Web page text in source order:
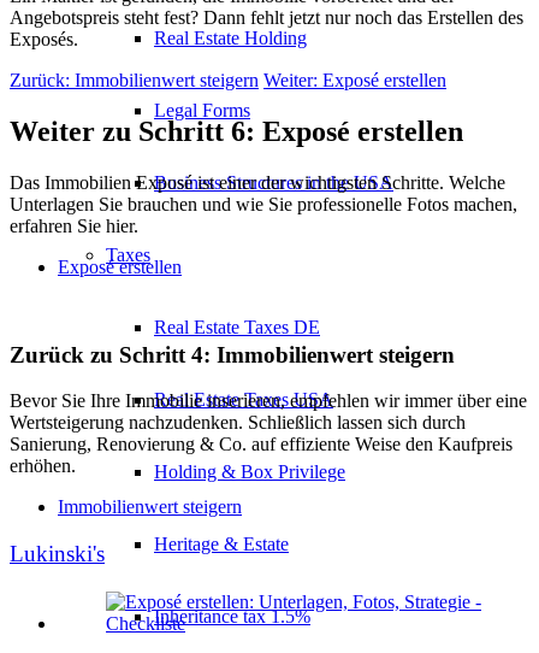
Real Estate Holding
Legal Forms
Business Structures in the USA
Taxes
Real Estate Taxes DE
Real Estate Taxes USA
Holding & Box Privilege
Heritage & Estate
Inheritance tax 1.5%
Angebotspreis steht fest? Dann fehlt jetzt nur noch das Erstellen des
Exposés.
Zurück: Immobilienwert steigern Weiter: Exposé erstellen
Weiter zu Schritt 6: Exposé erstellen
Das Immobilien Exposé ist einer der wichtigsten Schritte. Welche
Unterlagen Sie brauchen und wie Sie professionelle Fotos machen,
erfahren Sie hier.
Exposé erstellen
Zurück zu Schritt 4: Immobilienwert steigern
Bevor Sie Ihre Immobilie inserieren, empfehlen wir immer über eine
Wertsteigerung nachzudenken. Schließlich lassen sich durch
Sanierung, Renovierung & Co. auf effiziente Weise den Kaufpreis
erhöhen.
Immobilienwert steigern
Lukinski's